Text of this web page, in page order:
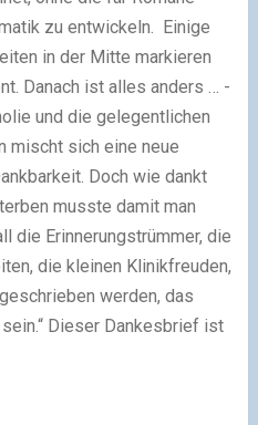
zu entwickeln. Einige
in der Mitte markieren
Danach ist alles anders … -
und die gelegentlichen
mischt sich eine neue
Doch wie dankt
musste damit man
die Erinnerungstrümmer, die
die kleinen Klinikfreuden,
werden, das
Dieser Dankesbrief ist